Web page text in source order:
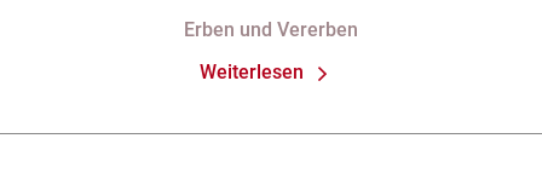
Erben und Vererben
Weiterlesen